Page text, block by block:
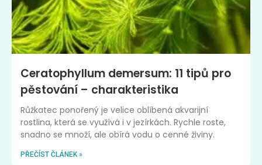
Ceratophyllum demersum: 11 tipů pro
pěstování – charakteristika
Růžkatec ponořený je velice oblíbená akvarijní
rostlina, která se využívá i v jezírkách. Rychle roste,
snadno se množí, ale obírá vodu o cenné živiny.
PŘEČÍST ČLÁNEK »